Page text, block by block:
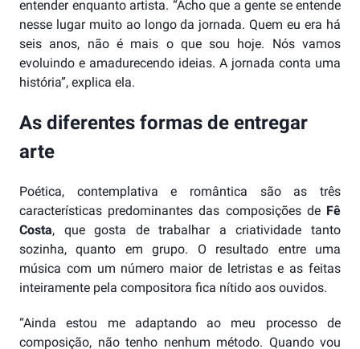
entender enquanto artista. “Acho que a gente se entende
nesse lugar muito ao longo da jornada. Quem eu era há
seis anos, não é mais o que sou hoje. Nós vamos
evoluindo e amadurecendo ideias. A jornada conta uma
história”, explica ela.
As diferentes formas de entregar
arte
Poética, contemplativa e romântica são as três
características predominantes das composições de Fê
Costa, que gosta de trabalhar a criatividade tanto
sozinha, quanto em grupo. O resultado entre uma
música com um número maior de letristas e as feitas
inteiramente pela compositora fica nítido aos ouvidos.
“Ainda estou me adaptando ao meu processo de
composição, não tenho nenhum método. Quando vou